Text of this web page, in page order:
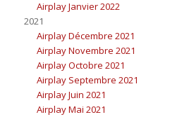
Airplay Janvier 2022
2021
Airplay Décembre 2021
Airplay Novembre 2021
Airplay Octobre 2021
Airplay Septembre 2021
Airplay Juin 2021
Airplay Mai 2021